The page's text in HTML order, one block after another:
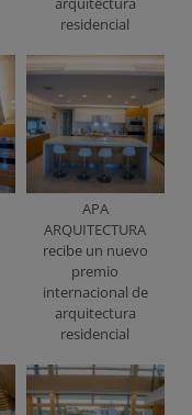
residencial
APA
ARQUITECTURA
recibe un nuevo
premio
internacional de
arquitectura
residencial